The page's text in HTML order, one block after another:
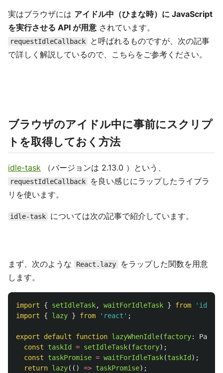
実はブラウザには アイドル中（ひまな時）に JavaScript
を実行させる API が用意 されています。
requestIdleCallback
と呼ばれるものですが、次の記事
で詳しく解説しているので、こちらをご参考ください。
ブラウザのアイドル中に事前にスクリプ
トを取得しておく方法
idle-task （バージョンは 2.13.0 ）という、
requestIdleCallback
を良い感じにラップしたライブラ
リを使います。
idle-task については次の記事で紹介しています。
まず、次のような React.lazy
をラップした関数を用意
します。
import { setIdleTask, waitForIdleTask } from ' idle-
import
{ lazy } from ' react ' ;
export default function lazyWhenIdle(factory:
const
taskId = setIdleTask(factory);
const
taskPromise = waitForIdleTask(taskId );
return lazy(() => taskPromise);